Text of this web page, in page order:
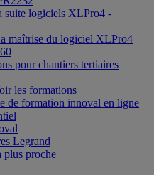
suite logiciels XLPro4 -
maîtrise du logiciel XLPro4
pour chantiers tertiaires
les formations
de formation innoval en ligne
Legrand
plus proche